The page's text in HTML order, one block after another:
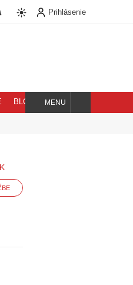
Prihlásenie
BLOG
Hľadaj
MENU